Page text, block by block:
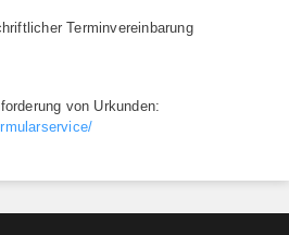
Terminvereinbarung
von Urkunden: